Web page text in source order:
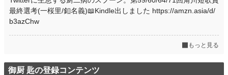
最終選考(一桜里/釦名義)📖Kindle出しました https://amzn.asia/d/
b3azChw
もっと見る
御厨 匙の登録コンテンツ